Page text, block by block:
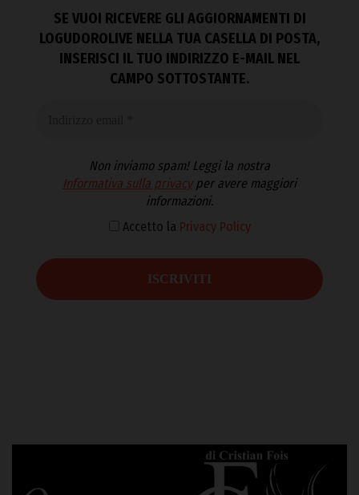
SE VUOI RICEVERE GLI AGGIORNAMENTI DI
LOGUDOROLIVE NELLA TUA CASELLA DI POSTA,
INSERISCI IL TUO INDIRIZZO E-MAIL NEL
CAMPO SOTTOSTANTE.
Non inviamo spam! Leggi la nostra
Informativa sulla privacyper avere maggiori
informazioni.
Accetto la Privacy Policy